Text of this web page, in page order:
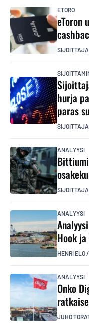
ETORO
eToron
hurja
paras
ANALYYSI
ANALYYSI
Hook ja
HENRI ELO/
ANALYYSI
Onko
JUHO